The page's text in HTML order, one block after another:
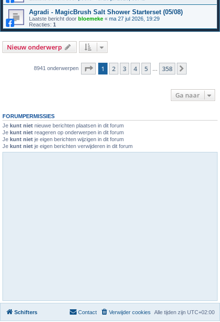
Agradi - MagicBrush Salt Shower Starterset (05/08)
Laatste bericht door bloemeke « ma 27 jul 2026, 19:29
Reacties: 1
Nieuw onderwerp
8941 onderwerpen Pagina van 358
1 2 3 4 5 358
Ga naar
FORUMPERMISSIES
Je kunt niet nieuwe berichten plaatsen in dit forum
Je kunt niet reageren op onderwerpen in dit forum
Je kunt niet je eigen berichten wijzigen in dit forum
Je kunt niet je eigen berichten verwijderen in dit forum
Schifters Alle tijden zijn UTC+02:00
Verwijder cookies
Contact